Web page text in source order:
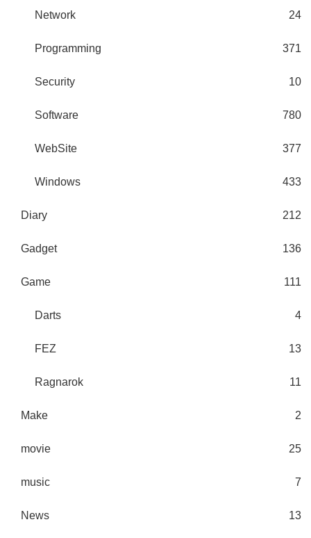
Network 24
Programming 371
Security 10
Software 780
WebSite 377
Windows 433
Diary 212
Gadget 136
Game 111
Darts 4
FEZ 13
Ragnarok 11
Make 2
movie 25
music 7
News 13